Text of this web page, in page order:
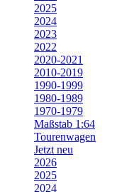
2025
2024
2023
2022
2020-2021
2010-2019
1990-1999
1980-1989
1970-1979
Maßstab 1:64
Tourenwagen
Jetzt neu
2026
2025
2024